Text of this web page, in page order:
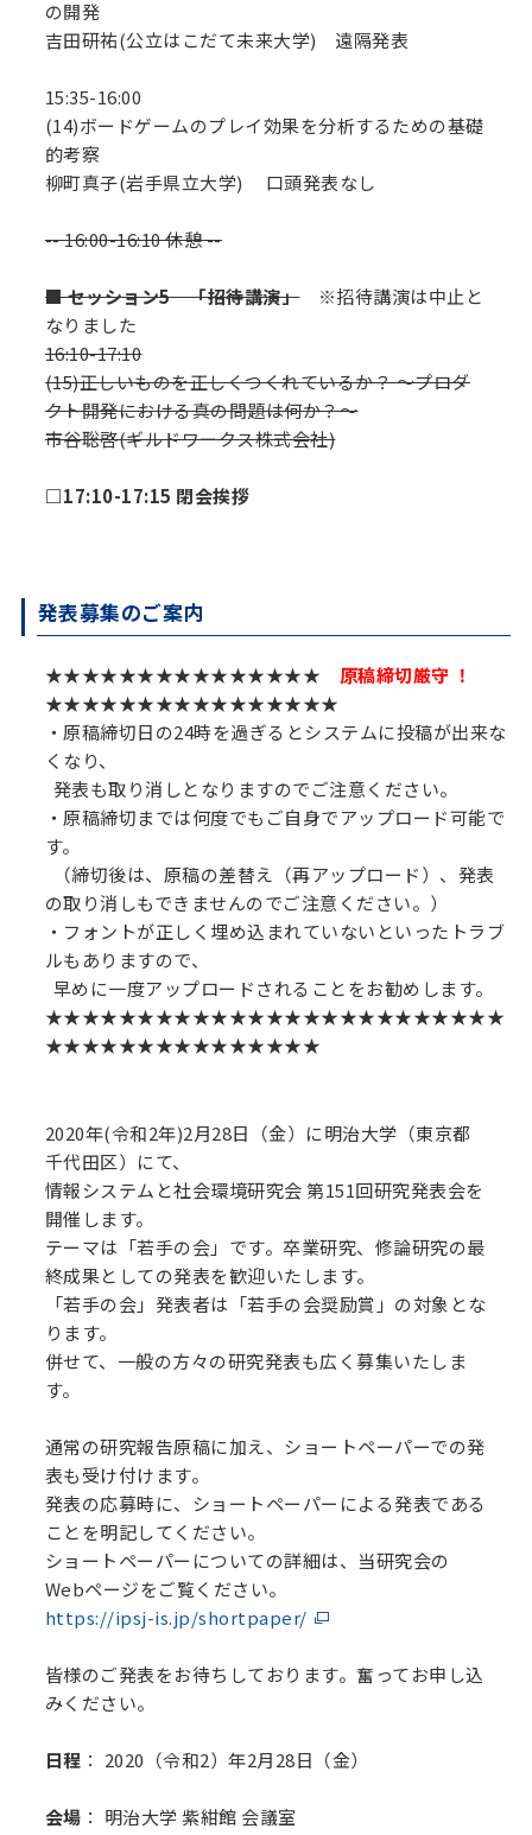
の開発
吉田研祐(公立はこだて未来大学) 遠隔発表
15:35-16:00
(14)ボードゲームのプレイ効果を分析するための基礎
的考察
柳町真子(岩手県立大学) 口頭発表なし
-- 16:00-16:10 休憩 --
■ セッション5 「招待講演」※招待講演は中止と
なりました
16:10-17:10
(15)正しいものを正しくつくれているか？ ～プロダ
クト開発における真の問題は何か？～
市谷聡啓(ギルドワークス株式会社)
□17:10-17:15 閉会挨拶
発表募集のご案内
★★★★★★★★★★★★★★★ 原稿締切厳守 ！
★★★★★★★★★★★★★★★★
・原稿締切日の24時を過ぎるとシステムに投稿が出来な
くなり、
発表も取り消しとなりますのでご注意ください。
・原稿締切までは何度でもご自身でアップロード可能で
す。
（締切後は、原稿の差替え（再アップロード）、発表
の取り消しもできませんのでご注意ください。）
・フォントが正しく埋め込まれていないといったトラブ
ルもありますので、
早めに一度アップロードされることをお勧めします。
★★★★★★★★★★★★★★★★★★★★★★★★★
★★★★★★★★★★★★★★★
2020年(令和2年)2月28日（金）に明治大学（東京都
千代田区）にて、
情報システムと社会環境研究会 第151回研究発表会を
開催します。
テーマは「若手の会」です。卒業研究、修論研究の最
終成果としての発表を歓迎いたします。
「若手の会」発表者は「若手の会奨励賞」の対象とな
ります。
併せて、一般の方々の研究発表も広く募集いたしま
す。
通常の研究報告原稿に加え、ショートペーパーでの発
表も受け付けます。
発表の応募時に、ショートペーパーによる発表である
ことを明記してください。
ショートペーパーについての詳細は、当研究会の
Webページをご覧ください。
https://ipsj-is.jp/shortpaper/
皆様のご発表をお待ちしております。奮ってお申し込
みください。
日程 ： 2020（令和2）年2月28日（金）
会場 ： 明治大学 紫紺館 会議室